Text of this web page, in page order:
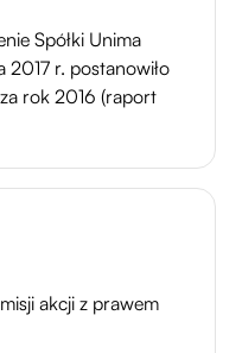
Spółki Unima
r. postanowiło
rok 2016 (raport
akcji z prawem